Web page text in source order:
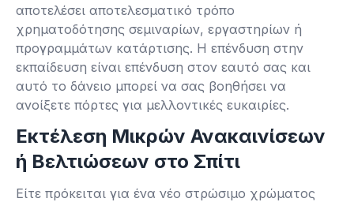
αποτελέσει αποτελεσματικό τρόπο
χρηματοδότησης σεμιναρίων, εργαστηρίων ή
προγραμμάτων κατάρτισης. Η επένδυση στην
εκπαίδευση είναι επένδυση στον εαυτό σας και
αυτό το δάνειο μπορεί να σας βοηθήσει να
ανοίξετε πόρτες για μελλοντικές ευκαιρίες.
Εκτέλεση Μικρών Ανακαινίσεων
ή Βελτιώσεων στο Σπίτι
Είτε πρόκειται για ένα νέο στρώσιμο χρώματος